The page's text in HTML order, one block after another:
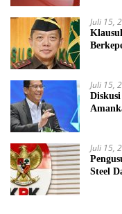
Juli 15,
Juli 15,
Juli 15,
Steel